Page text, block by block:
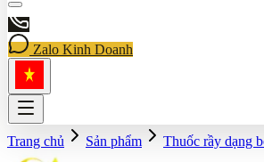
Zalo Kinh Doanh
Trang chủ Sản phẩm Thuốc rầy dạng